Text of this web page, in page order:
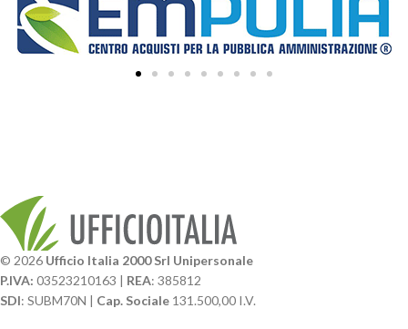
© 2026 Ufficio Italia 2000 Srl Unipersonale
P.IVA: 03523210163 | REA: 385812
SDI: SUBM70N | Cap. Sociale 131.500,00 I.V.